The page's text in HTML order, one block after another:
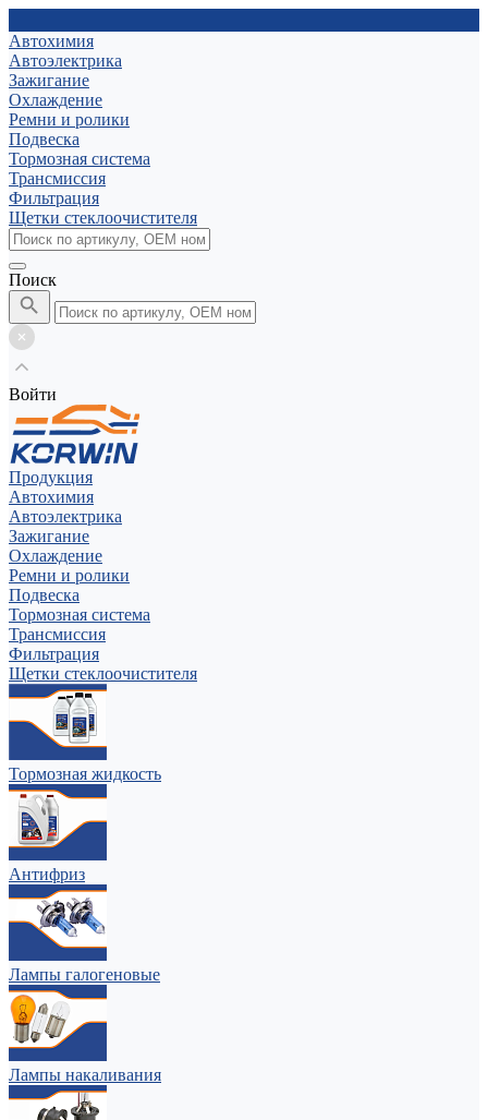
Автохимия
Автоэлектрика
Зажигание
Охлаждение
Ремни и ролики
Подвеска
Тормозная система
Трансмиссия
Фильтрация
Щетки стеклоочистителя
Поиск
Войти
Продукция
Автохимия
Автоэлектрика
Зажигание
Охлаждение
Ремни и ролики
Подвеска
Тормозная система
Трансмиссия
Фильтрация
Щетки стеклоочистителя
Тормозная жидкость
Антифриз
Лампы галогеновые
Лампы накаливания